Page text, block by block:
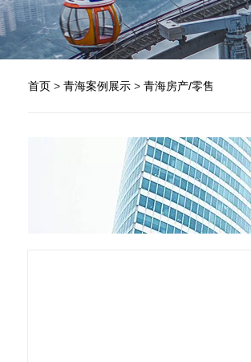
首页 > 青海案例展示 > 青海房产/零售